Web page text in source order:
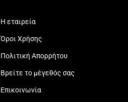
Η εταιρεία
Όροι Χρήσης
Πολιτική Απορρήτου
Βρείτε το μέγεθός σας
Επικοινωνία